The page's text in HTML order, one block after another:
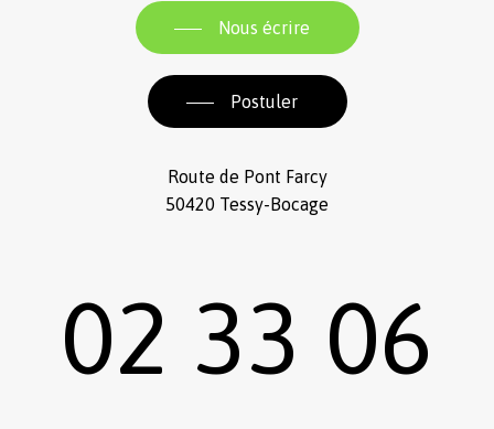
Nous écrire
Postuler
Route de Pont Farcy
50420 Tessy-Bocage
02 33 06